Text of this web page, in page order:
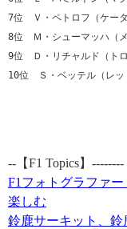
7位 Ｖ・ペトロフ
8位 Ｍ・シューマ
9位 Ｄ・リチャル
10位 Ｓ・ベッテ
--【F1 Topics】--------
F1フォトグラファ
楽しむ
鈴鹿サーキット、